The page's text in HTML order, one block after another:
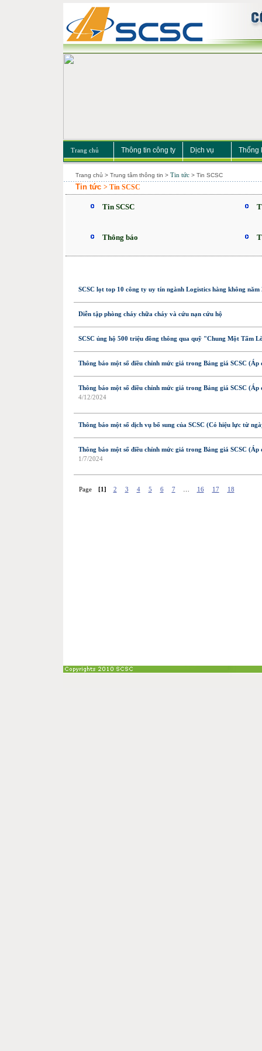
Trang chủ Thông tin công ty Dịch vụ Thống
Trang chủ > Trung tâm thông tin > Tin tức> Tin SCSC
Tin tức > Tin SCSC
Tin SCSC
Thông báo
SCSC lọt top 10 công ty uy tín ngành Logistics hàng không năm
Diễn tập phòng cháy chữa cháy và cứu nạn cứu hộ
SCSC ủng hộ 500 triệu đồng thông qua quỹ "Chung Một Tấm
Thông báo một số điều chỉnh mức giá trong Bảng giá SCSC
Thông báo một số điều chỉnh mức giá trong Bảng giá SCSC
4/12/2024
Thông báo một số dịch vụ bổ sung của SCSC (Có hiệu lực từ
Thông báo một số điều chỉnh mức giá trong Bảng giá SCSC
1/7/2024
Page [1] 2 3 4 5 6 7 16 17 18